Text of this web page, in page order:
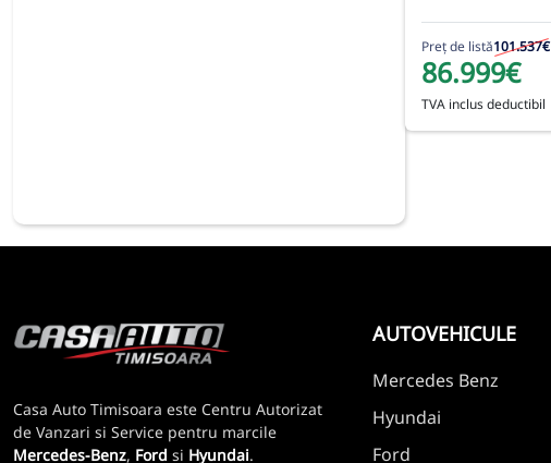
Preț de listă101.537€
86.999€
TVA inclus deductibil
Casa Auto Timisoara este Centru Autorizat
de Vanzari si Service pentru marcile
Mercedes-Benz, Ford si Hyundai.
AUTOVEHICULE
Mercedes Benz
Hyundai
Ford